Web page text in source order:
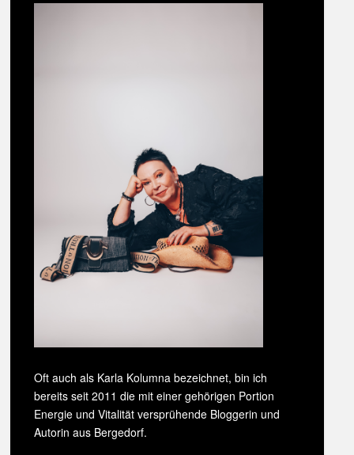
Oft auch als Karla Kolumna bezeichnet, bin ich
bereits seit 2011 die mit einer gehörigen Portion
Energie und Vitalität versprühende Bloggerin und
Autorin aus Bergedorf.